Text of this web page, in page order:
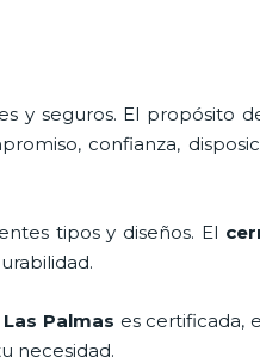
y seguros. El propósito
confianza,
tipos y diseños. El
Las Palmas es certificada,
necesidad.